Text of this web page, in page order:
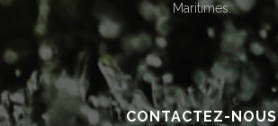
Maritimes.
CONTACTEZ-NOUS